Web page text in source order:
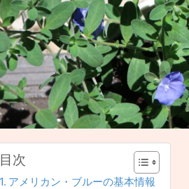
目次
アメリカン・ブルーの基本情報